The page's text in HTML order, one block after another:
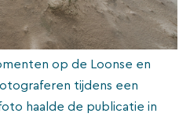
op de Loonse en
tijdens een
haalde de publicatie in